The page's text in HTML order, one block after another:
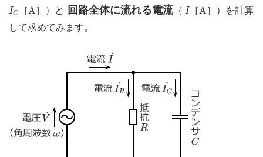
IC
IC ［A
A ］）と 回路全体に流れる電流（ I
I［A
A ］）を計算
して求めてみます。